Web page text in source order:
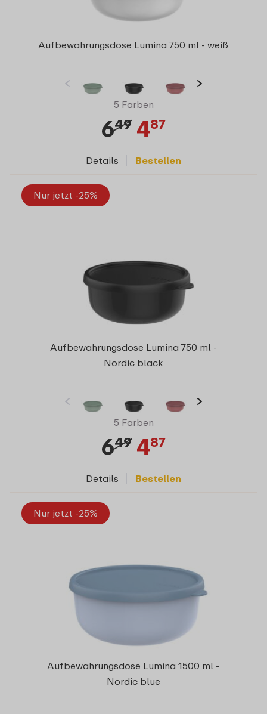
Aufbewahrungsdose Lumina 750 ml - weiß
5 Farben
649 487
Details Bestellen
Nur jetzt -25%
Aufbewahrungsdose Lumina 750 ml -
Nordic black
5 Farben
649 487
Details Bestellen
Nur jetzt -25%
Aufbewahrungsdose Lumina 1500 ml -
Nordic blue